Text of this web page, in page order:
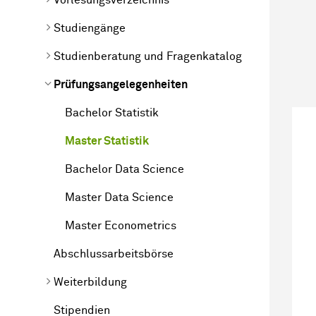
Studiengänge
Studienberatung und Fragenkatalog
Prüfungsangelegenheiten
Bachelor Statistik
Master Statistik
Bachelor Data Science
Master Data Science
Master Econometrics
Abschlussarbeitsbörse
Weiterbildung
Stipendien